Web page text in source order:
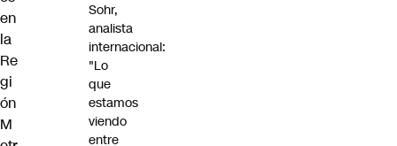
en
la
Re
gi
ón
M
Sohr,
analista
internacional:
"Lo
que
estamos
viendo
entre